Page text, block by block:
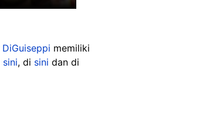
DiGuiseppi memiliki
sini, di sini dan di